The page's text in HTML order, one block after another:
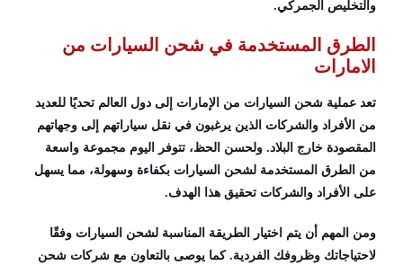
والتخليص الجمركي.
الطرق المستخدمة في شحن السيارات من
الامارات
تعد عملية شحن السيارات من الإمارات إلى دول العالم تحديًا للعديد
من الأفراد والشركات الذين يرغبون في نقل سياراتهم إلى وجهاتهم
المقصودة خارج البلاد. ولحسن الحظ، تتوفر اليوم مجموعة واسعة
من الطرق المستخدمة لشحن السيارات بكفاءة وسهولة، مما يسهل
على الأفراد والشركات تحقيق هذا الهدف.
ومن المهم أن يتم اختيار الطريقة المناسبة لشحن السيارات وفقًا
لاحتياجاتك وظروفك الفردية. كما يوصى بالتعاون مع شركات شحن